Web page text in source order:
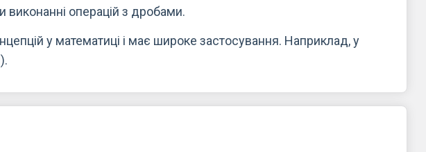
виконанні операцій з дробами.
у математиці і має широке застосування. Наприклад, у